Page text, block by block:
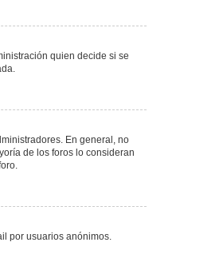
quien decide si se
En general, no
de los foros lo consideran
por usuarios anónimos.